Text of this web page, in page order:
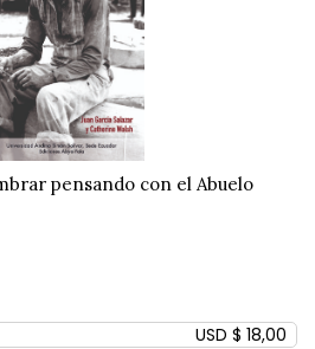
pensando con el Abuelo
USD $ 18,00